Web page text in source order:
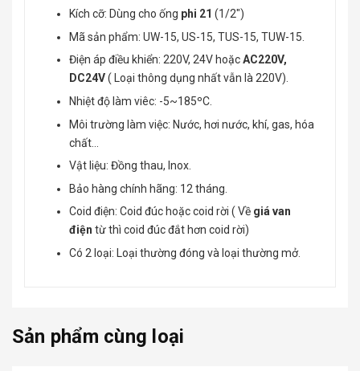
Kích cỡ: Dùng cho ống phi 21 (1/2")
Mã sản phẩm: UW-15, US-15, TUS-15, TUW-15.
Điện áp điều khiển: 220V, 24V hoặcAC220V,
DC24V( Loại thông dụng nhất vẫn là 220V).
Nhiệt độ làm viêc: -5~185ºC.
Môi trường làm việc: Nước, hơi nước, khí, gas, hóa
chất...
Vật liệu: Đồng thau, Inox.
Bảo hàng chính hãng: 12 tháng.
Coid điện: Coid đúc hoặc coid rời ( Về giá van
điện từ thì coid đúc đắt hơn coid rời)
Có 2 loại: Loại thường đóng và loại thường mở.
Sản phẩm cùng loại